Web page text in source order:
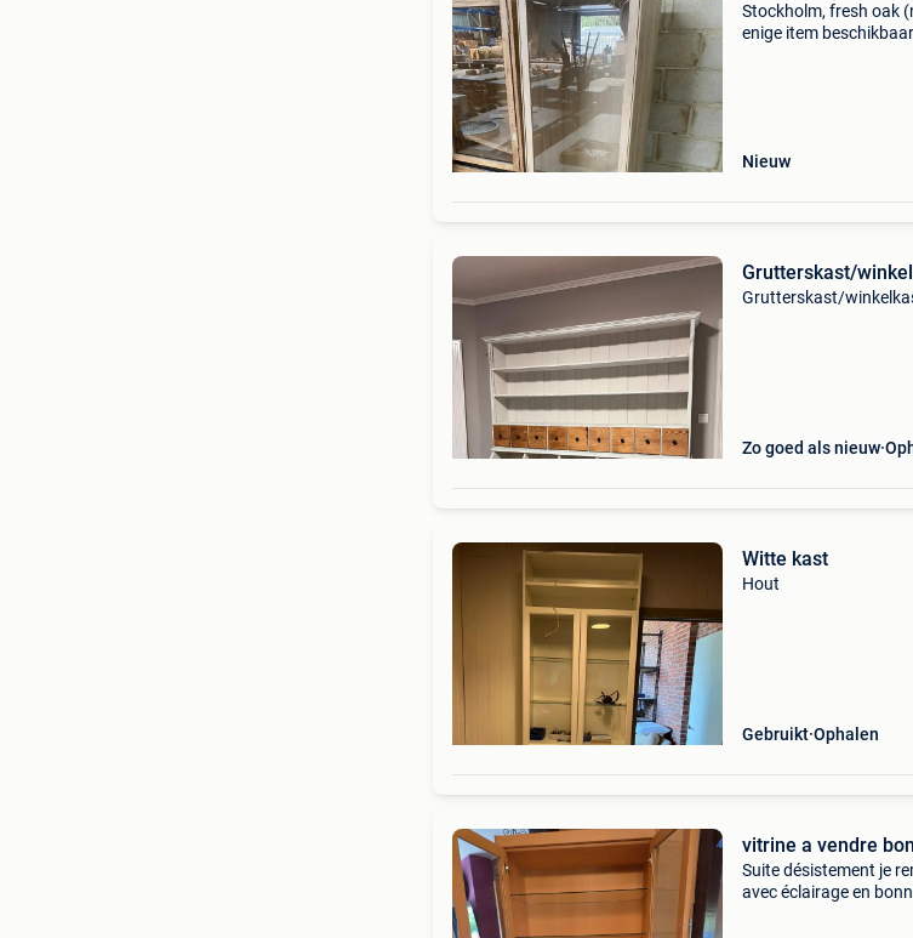
Stockholm, fresh oak
enige item
Nieuw
Grutterskast/
Grutterskast/
Zo goed als nieuw
Witte kast
Hout
Gebruikt Ophalen
vitrine a vendre
Suite désistement je
avec éclairage en